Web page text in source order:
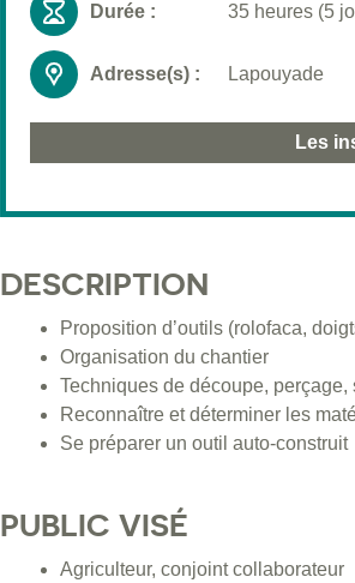
Durée : 35 heures (5
Adresse(s) : Lapouyade
Les
DESCRIPTION
Proposition d’outils (rolofaca,
Organisation du chantier
Techniques de découpe, perçage,
Reconnaître et déterminer les
Se préparer un outil auto-construit
PUBLIC VISÉ
Agriculteur, conjoint collaborateur